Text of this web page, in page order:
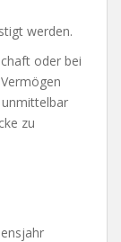
werden.
oder bei
unmittelbar
zu